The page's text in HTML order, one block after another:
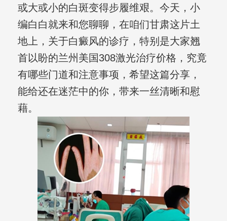
或大或小的白斑变得步履维艰。今天，小
编白白就来和您聊聊，在咱们甘肃这片土
地上，关于白癜风的诊疗，特别是大家翘
首以盼的兰州美国308激光治疗价格，究竟
有哪些门道和注意事项，希望这篇分享，
能给还在迷茫中的你，带来一丝清晰和慰
藉。